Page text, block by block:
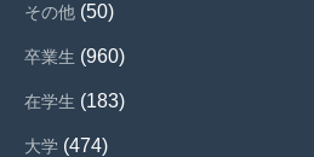
その他 (50)
卒業生 (960)
在学生 (183)
大学 (474)